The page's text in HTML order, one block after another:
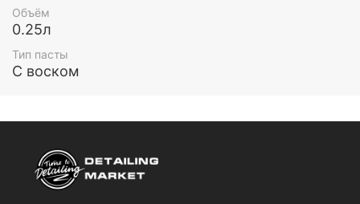
Объём
0.25л
Тип пасты
С воском